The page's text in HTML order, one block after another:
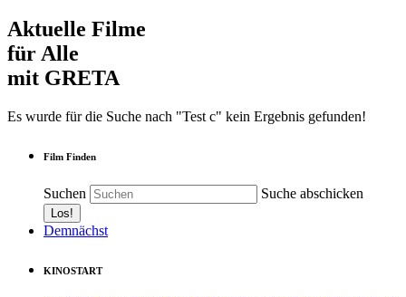
Aktuelle Filme
für Alle
mit GRETA
Es wurde für die Suche nach "Test c" kein Ergebnis gefunden!
Film Finden
Suchen Suche abschicken
Demnächst
KINOSTART